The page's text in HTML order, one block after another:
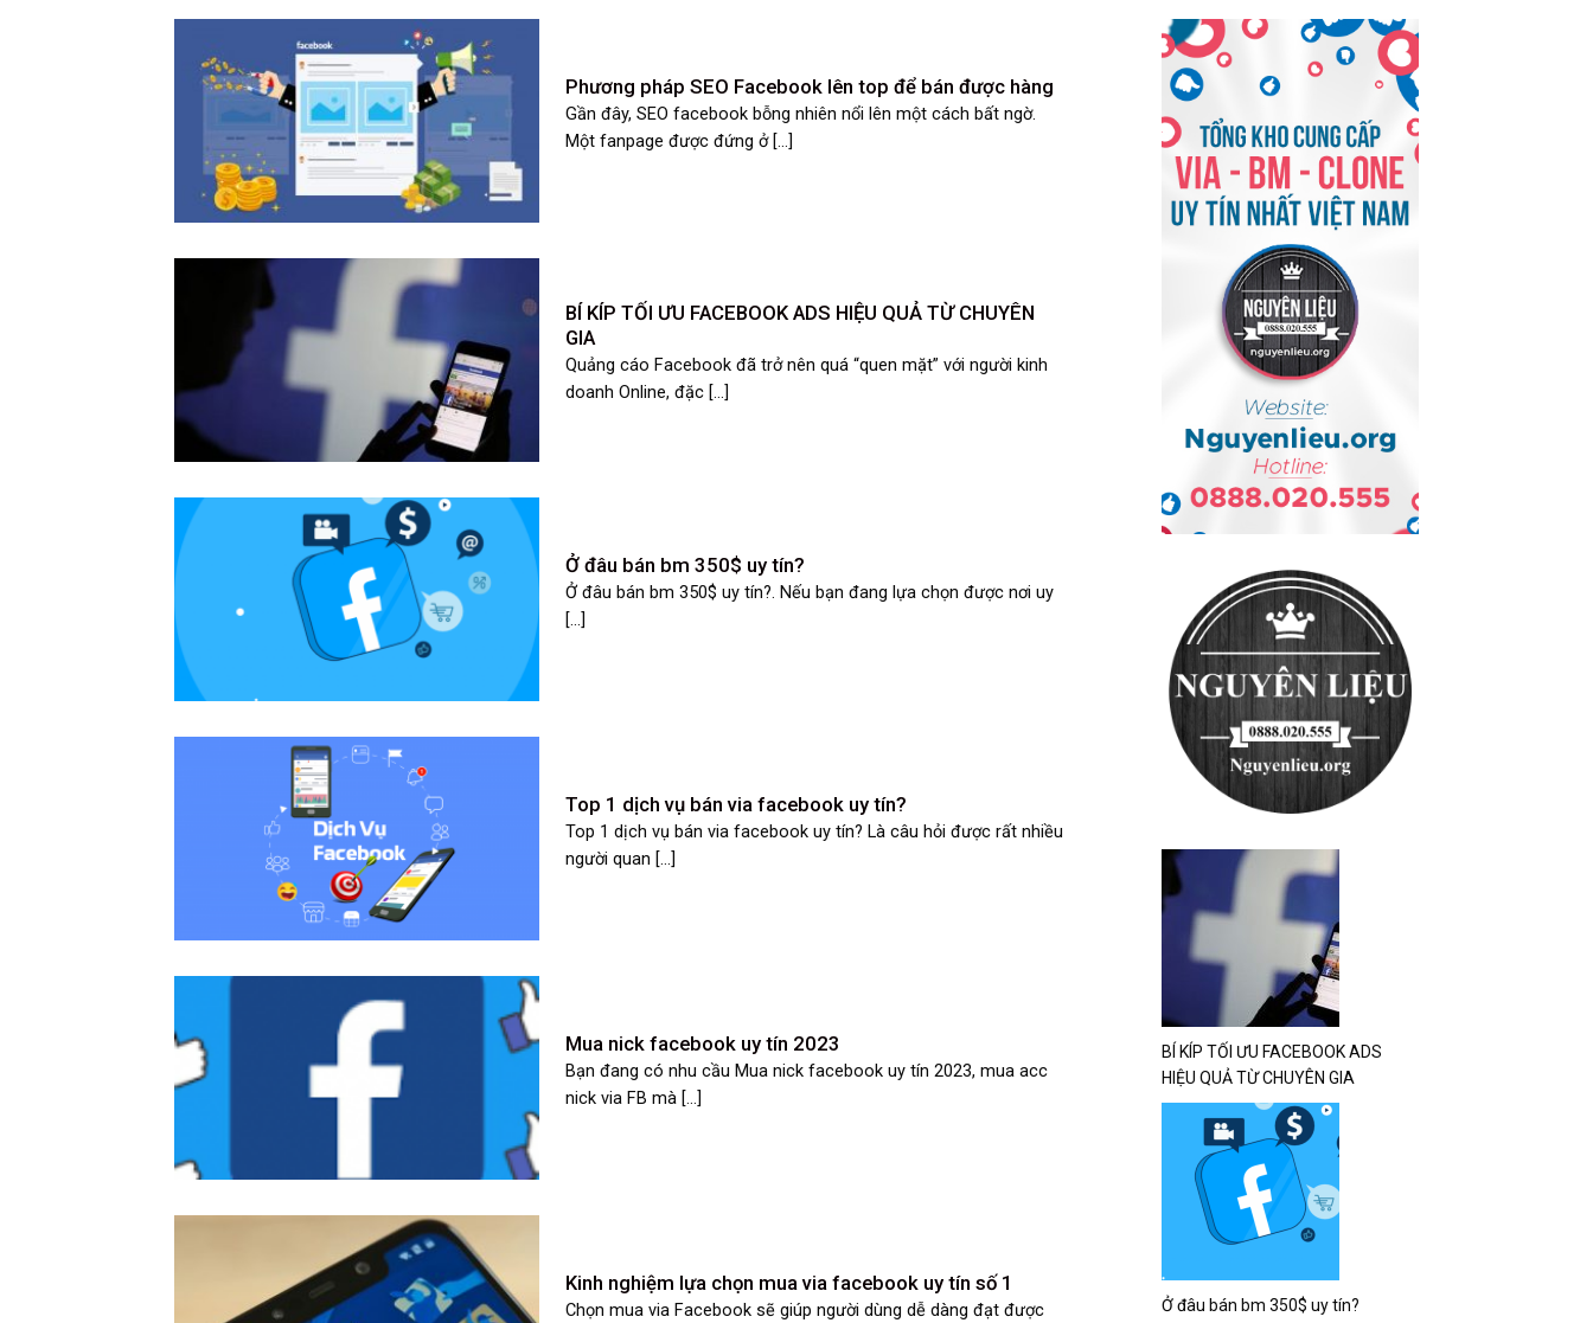
Phương pháp SEO Facebook lên top để bán được hàng
Gần đây, SEO facebook bỗng nhiên nổi lên một cách bất ngờ.
Một fanpage được đứng ở [...]
BÍ KÍP TỐI ƯU FACEBOOK ADS HIỆU QUẢ TỪ CHUYÊN
GIA
Quảng cáo Facebook đã trở nên quá “quen mặt” với người kinh
doanh Online, đặc [...]
Ở đâu bán bm 350$ uy tín?
Ở đâu bán bm 350$ uy tín?. Nếu bạn đang lựa chọn được nơi uy
[...]
Top 1 dịch vụ bán via facebook uy tín?
Top 1 dịch vụ bán via facebook uy tín? Là câu hỏi được rất nhiều
người quan [...]
Mua nick facebook uy tín 2023
Bạn đang có nhu cầu Mua nick facebook uy tín 2023, mua acc
nick via FB mà [...]
Kinh nghiệm lựa chọn mua via facebook uy tín số 1
Chọn mua via Facebook sẽ giúp người dùng dễ dàng đạt được
BÍ KÍP TỐI ƯU FACEBOOK ADS
HIỆU QUẢ TỪ CHUYÊN GIA
Ở đâu bán bm 350$ uy tín?